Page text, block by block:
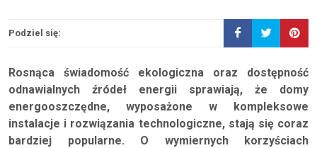
Podziel się:
Rosnąca świadomość ekologiczna oraz dostępność
odnawialnych źródeł energii sprawiają, że domy
energooszczędne, wyposażone w kompleksowe
instalacje i rozwiązania technologiczne, stają się coraz
bardziej popularne. O wymiernych korzyściach